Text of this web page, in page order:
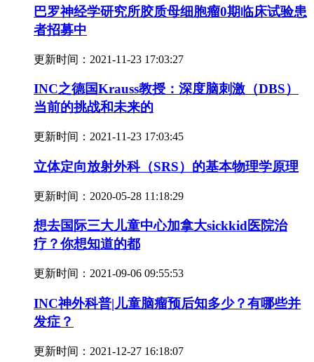
巴罗神经学研究所胶质母细胞瘤0期临床试验患
者招募中
更新时间： 2021-11-23 17:03:27
INC之德国Krauss教授：深度脑刺激（DBS）
当前的挑战和未来的
更新时间： 2021-11-23 17:03:45
立体定向放射外科（SRS）的基本物理学原理
更新时间： 2020-05-28 11:18:29
想去国际三大儿童中心加拿大sickkid医院治
疗？你想知道的都
更新时间： 2021-09-06 09:55:53
INC神外科普|儿童脑瘤预后知多少？有哪些并
发症？
更新时间： 2021-12-27 16:18:07